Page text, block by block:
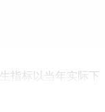
指标以当年实际下